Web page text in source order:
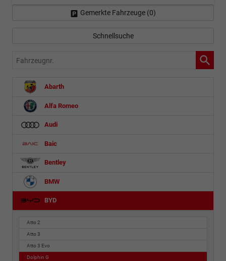
Gemerkte Fahrzeuge (0)
Schnellsuche
Fahrzeugnr.
Abarth
Alfa Romeo
Audi
Baic
Bentley
BMW
BYD
Atto 2
Atto 3
Atto 3 Evo
Dolphin G